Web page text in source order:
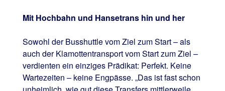
Mit Hochbahn und Hansetrans hin und her
Sowohl der Busshuttle vom Ziel zum Start – als
auch der Klamottentransport vom Start zum Ziel –
verdienten ein einziges Prädikat: Perfekt. Keine
Wartezeiten – keine Engpässe. „Das ist fast schon